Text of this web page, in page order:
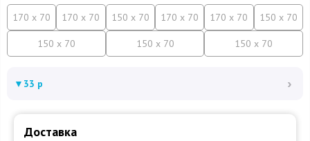
170 x 70 170 x 70 150 x 70 170 x 70 170 x 70 150 x 70
150 x 70 150 x 70 150 x 70
▼ 33 р ›
Доставка